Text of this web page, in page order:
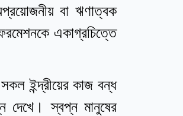
বা ঋণাত্বক
একাগ্রচিত্তে
ইন্দ্রীয়ের কাজ বন্ধ
স্বপ্ন মানুষের